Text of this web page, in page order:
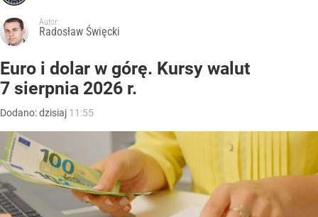
Autor:
Radosław Święcki
Euro i dolar w górę. Kursy walut
7 sierpnia 2026 r.
Dodano:dzisiaj 11:55